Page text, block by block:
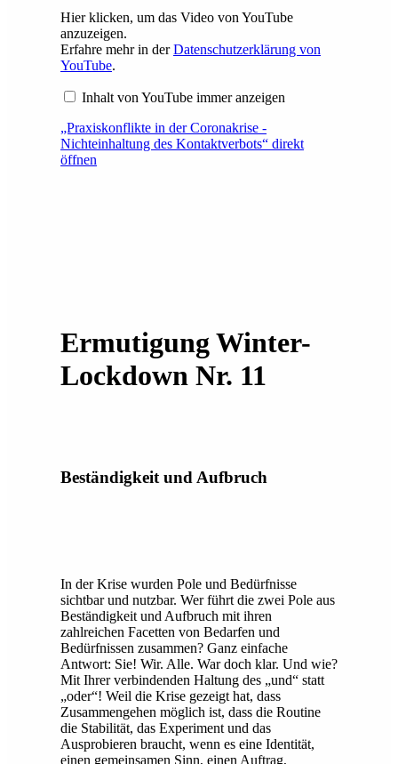
Hier klicken, um das Video von YouTube
anzuzeigen.
Erfahre mehr in derDatenschutzerklärung von
YouTube.
Inhalt von YouTube immer anzeigen
„Praxiskonflikte in der Coronakrise -
Nichteinhaltung des Kontaktverbots“ direkt
öffnen
Ermutigung Winter-
Lockdown Nr. 11
Beständigkeit und Aufbruch
In der Krise wurden Pole und Bedürfnisse
sichtbar und nutzbar. Wer führt die zwei Pole aus
Beständigkeit und Aufbruch mit ihren
zahlreichen Facetten von Bedarfen und
Bedürfnissen zusammen? Ganz einfache
Antwort: Sie! Wir. Alle. War doch klar. Und wie?
Mit Ihrer verbindenden Haltung des „und“ statt
„oder“! Weil die Krise gezeigt hat, dass
Zusammengehen möglich ist, dass die Routine
die Stabilität, das Experiment und das
Ausprobieren braucht, wenn es eine Identität,
einen gemeinsamen Sinn, einen Auftrag,